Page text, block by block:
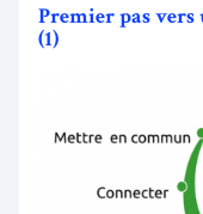
Premier pas
(1)